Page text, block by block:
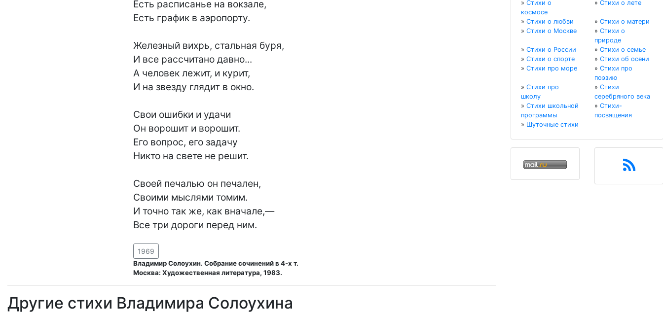
Есть расписанье на вокзале,
Есть график в аэропорту.
Железный вихрь, стальная буря,
И все рассчитано давно...
А человек лежит, и курит,
И на звезду глядит в окно.
Свои ошибки и удачи
Он ворошит и ворошит.
Его вопрос, его задачу
Никто на свете не решит.
Своей печалью он печален,
Своими мыслями томим.
И точно так же, как вначале,—
Все три дороги перед ним.
1969
Владимир Солоухин. Собрание сочинений в 4-х т.
Москва: Художественная литература, 1983.
Другие стихи Владимира Солоухина
» Стихи о
космосе
» Стихи о лете
» Стихи о любви » Стихи о матери
» Стихи о Москве » Стихи о
природе
» Стихи о России » Стихи о семье
» Стихи о спорте » Стихи об осени
» Стихи про море » Стихи про
поэзию
» Стихи про
школу
» Стихи
серебряного века
» Стихи школьной
программы
» Стихи-
посвящения
» Шуточные стихи